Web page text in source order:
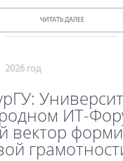
ЧИТАТЬ ДАЛЕЕ
2026 год
ИT-
вектор